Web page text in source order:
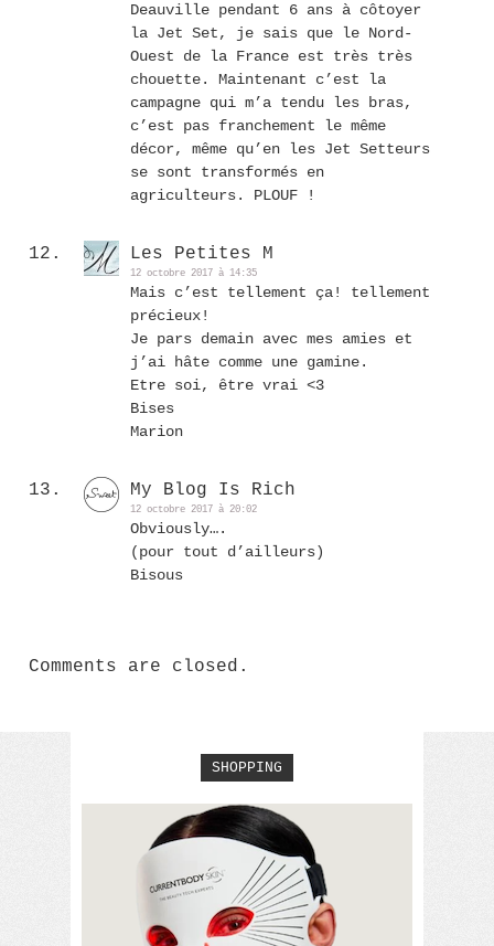
Deauville pendant 6 ans à côtoyer
la Jet Set, je sais que le Nord-
Ouest de la France est très très
chouette. Maintenant c’est la
campagne qui m’a tendu les bras,
c’est pas franchement le même
décor, même qu’en les Jet Setteurs
se sont transformés en
agriculteurs. PLOUF !
Les Petites M
12 octobre 2017 à 14:35
Mais c’est tellement ça! tellement
précieux!
Je pars demain avec mes amies et
j’ai hâte comme une gamine.
Etre soi, être vrai <3
Bises
Marion
My Blog Is Rich
12 octobre 2017 à 20:02
Obviously….
(pour tout d’ailleurs)
Bisous
Comments are closed.
SHOPPING